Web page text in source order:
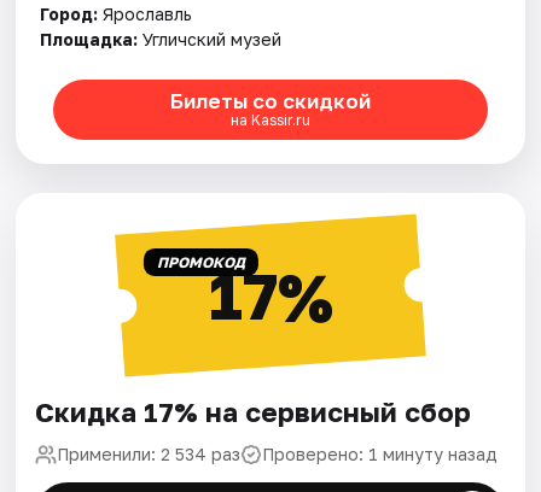
Город: Ярославль
Площадка: Угличский музей
Билеты со скидкой
на Kassir.ru
ПРОМОКОД17%
Скидка 17% на сервисный сбор
Применили: 2 534 раз Проверено: 1 минуту назад